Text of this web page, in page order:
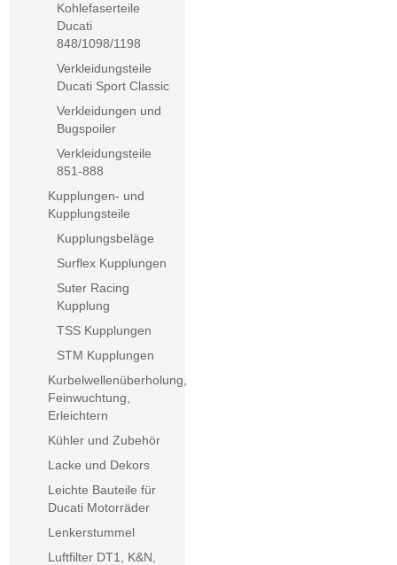
Kohlefaserteile
Ducati
848/1098/1198
Verkleidungsteile
Ducati Sport Classic
Verkleidungen und
Bugspoiler
Verkleidungsteile
851-888
Kupplungen- und
Kupplungsteile
Kupplungsbeläge
Surflex Kupplungen
Suter Racing
Kupplung
TSS Kupplungen
STM Kupplungen
Kurbelwellenüberholung,
Feinwuchtung,
Erleichtern
Kühler und Zubehör
Lacke und Dekors
Leichte Bauteile für
Ducati Motorräder
Lenkerstummel
Luftfilter DT1, K&N,